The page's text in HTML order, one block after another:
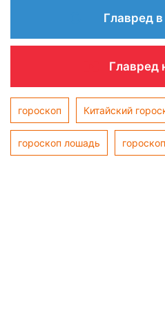
Главред
Главред
гороскоп Китайский
гороскоп лошадь